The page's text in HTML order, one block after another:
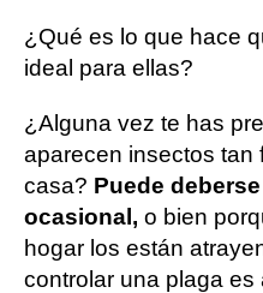
¿Qué es lo que hace
ideal para ellas?
¿Alguna vez te has
aparecen insectos tan
casa? Puede
ocasional, o bien
hogar los están
controlar una plaga es